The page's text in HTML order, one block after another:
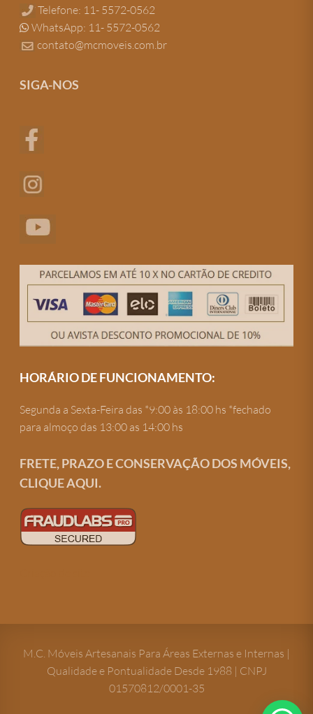
Telefone: 11- 5572-0562
WhatsApp: 11- 5572-0562
contato@mcmoveis.com.br
SIGA-NOS
HORÁRIO DE FUNCIONAMENTO:
Segunda a Sexta-Feira das *9:00 às 18:00 hs *fechado
para almoço das 13:00 as 14:00 hs
FRETE, PRAZO E CONSERVAÇÃO DOS MÓVEIS,
CLIQUE AQUI.
M.C. Móveis Artesanais Para Áreas Externas e Internas |
Qualidade e Pontualidade Desde 1988 | CNPJ
01570812/0001-35